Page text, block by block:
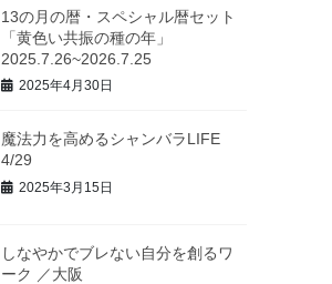
13の月の暦・スペシャル暦セット
「黄色い共振の種の年」
2025.7.26~2026.7.25
2025年4月30日
魔法力を高めるシャンバラLIFE
4/29
2025年3月15日
しなやかでブレない自分を創るワ
ーク ／大阪